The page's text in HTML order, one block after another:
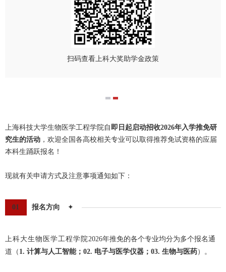
扫码查看上科大奖助学金政策
上海科技大学生物医学工程学院自即日起启动招收2026年入学推免研
究生的活动 ，欢迎全国各高校相关专业可以取得推荐免试资格的应届
本科生踊跃报名！
现就有关申请方式及注意事项通知如下：
01 报名方向 ✦
上科大生物医学工程学院2026年推免的各个专业均分为多个报名通
道（ 1. 计算与人工智能；02. 电子与医学仪器；03. 生物与医药）。